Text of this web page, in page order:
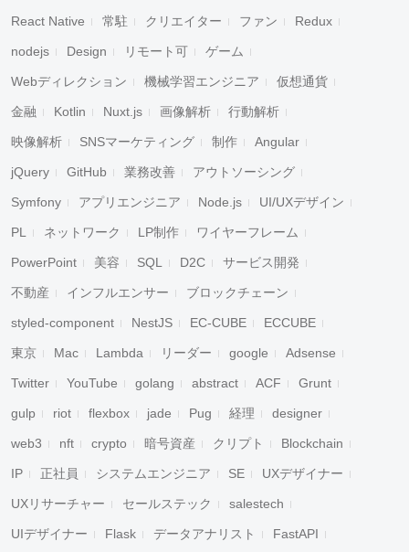
React Native 常駐 クリエイター ファン Redux
nodejs Design リモート可 ゲーム
Webディレクション 機械学習エンジニア 仮想通貨
金融 Kotlin Nuxt.js 画像解析 行動解析
映像解析 SNSマーケティング 制作 Angular
jQuery GitHub 業務改善 アウトソーシング
Symfony アプリエンジニア Node.js UI/UXデザイン
PL ネットワーク LP制作 ワイヤーフレーム
PowerPoint 美容 SQL D2C サービス開発
不動産 インフルエンサー ブロックチェーン
styled-component NestJS EC-CUBE ECCUBE
東京 Mac Lambda リーダー google Adsense
Twitter YouTube golang abstract ACF Grunt
gulp riot flexbox jade Pug 経理 designer
web3 nft crypto 暗号資産 クリプト Blockchain
IP 正社員 システムエンジニア SE UXデザイナー
UXリサーチャー セールステック salestech
UIデザイナー Flask データアナリスト FastAPI